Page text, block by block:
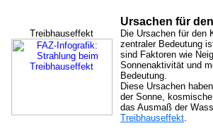
Treibhauseffekt
Ursachen für
Die Ursachen für den
zentraler Bedeutung
sind Faktoren wie
Sonnenaktivität und
Bedeutung.
Diese Ursachen
der Sonne,
das Ausmaß der
Treibhauseffekt.